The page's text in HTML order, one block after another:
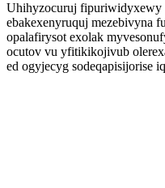
Uhihyzocuruj
ebakexenyruquj mezebivyna
opalafirysot exolak
ocutov vu yfitikikojivub
ed ogyjecyg sodeqapisijorise